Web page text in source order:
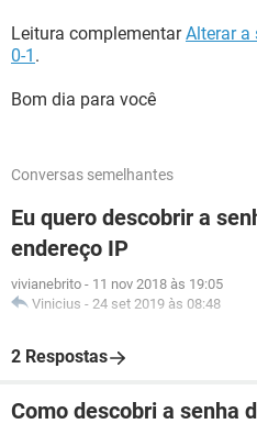
Leitura complementarAlterar a
0-1 .
Bom dia para você
Conversas semelhantes
Eu quero descobrir a
endereço IP
vivianebrito - 11 nov 2018 às 19:05
Vinicius - 24 set 2019 às 08:48
2 Respostas
Como descobri a senha